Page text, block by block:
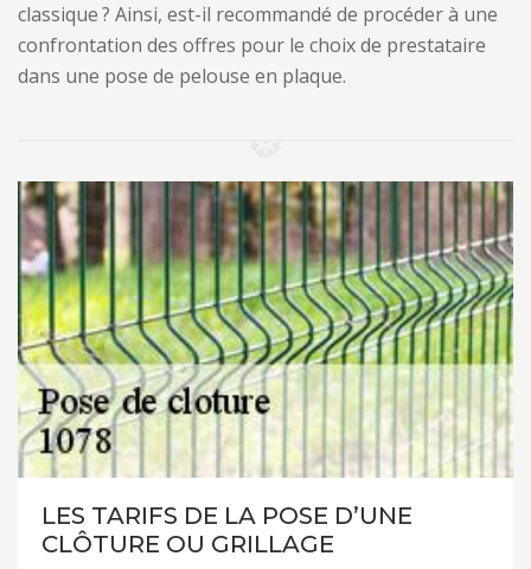
classique ? Ainsi, est-il recommandé de procéder à une
confrontation des offres pour le choix de prestataire
dans une pose de pelouse en plaque.
LES TARIFS DE LA POSE D’UNE
CLÔTURE OU GRILLAGE